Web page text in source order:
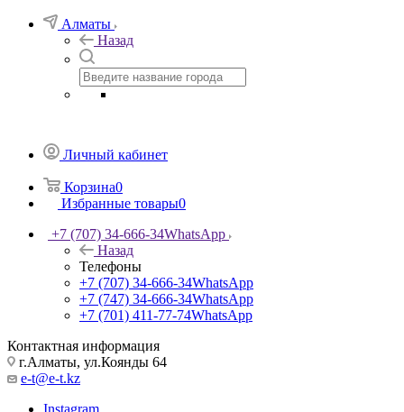
Алматы
Назад
Личный кабинет
Корзина0
Избранные товары0
+7 (707) 34-666-34WhatsApp
Назад
Телефоны
+7 (707) 34-666-34WhatsApp
+7 (747) 34-666-34WhatsApp
+7 (701) 411-77-74WhatsApp
Контактная информация
г.Алматы, ул.Коянды 64
e-t@e-t.kz
Instagram